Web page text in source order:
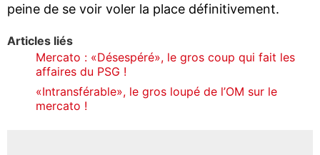
peine de se voir voler la place définitivement.
Articles liés
Mercato : «Désespéré», le gros coup qui fait les
affaires du PSG !
«Intransférable», le gros loupé de l’OM sur le
mercato !